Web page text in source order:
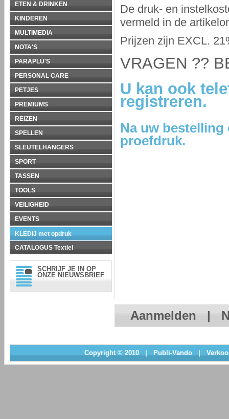
ETEN & DRINKEN
KINDEREN
MULTIMEDIA
NOTA'S
PARAPLU'S
PERSONAL CARE
PETJES
PREMIUMS
REIZEN
SPELLEN
SLEUTELHANGERS
SPORT
TASSEN
TOOLS
VEILIGHEID
EVENTS
KLEDIJ met opdruk
CATALOGUS Textiel
SCHRIJF JE IN OP
ONZE NIEUWSBRIEF
De druk- en
vermeld in de
Prijzen zijn EXCL.
VRAGEN ??
U kan ook
registreren.
Na uw
proefdruk.
Aanmelden |
Copyright © 2010| Publi-Vando|